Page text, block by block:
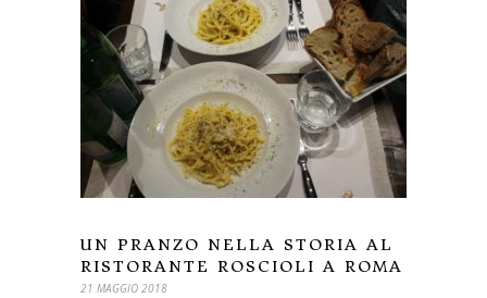
UN PRANZO NELLA STORIA AL
RISTORANTE ROSCIOLI A ROMA
21 MAGGIO 2018